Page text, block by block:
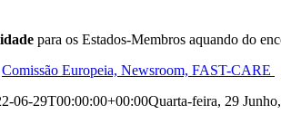
para os Estados-Membros aquando do
Comissão Europeia, Newsroom, FAST-CARE
06-29T00:00:00+00:00Quarta-feira, 29